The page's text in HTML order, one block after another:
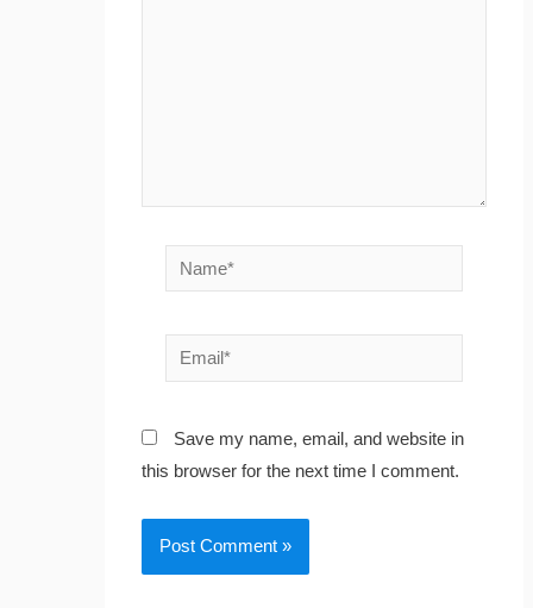
Name*
Email*
Save my name, email, and website in
this browser for the next time I comment.